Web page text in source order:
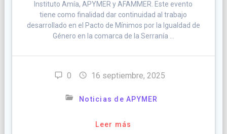
Instituto Amía, APYMER y AFAMMER. Este evento
tiene como finalidad dar continuidad al trabajo
desarrollado en el Pacto de Mínimos por la Igualdad de
Género en la comarca de la Serranía …
0 16 septiembre, 2025
Noticias de APYMER
Leer más